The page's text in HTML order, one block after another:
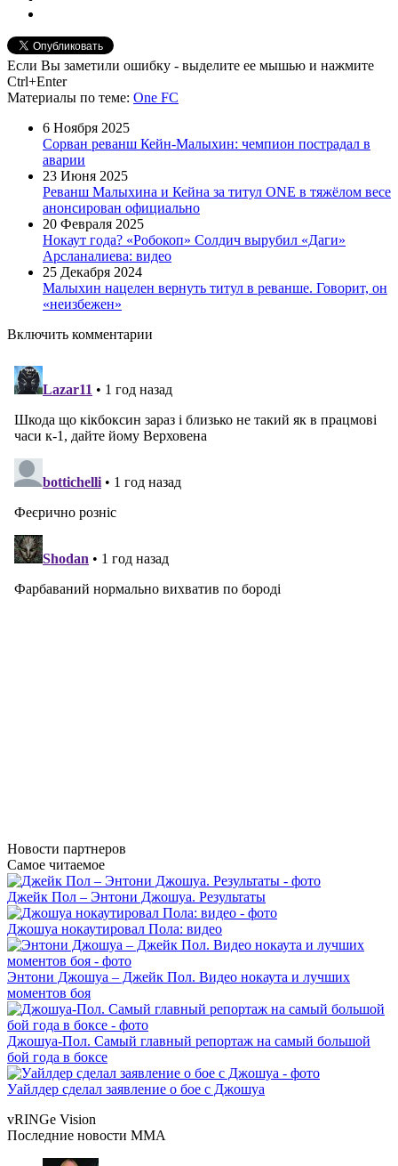
Если Вы заметили ошибку - выделите ее мышью и нажмите
Ctrl+Enter
Материалы по теме: One FC
6 Ноября 2025
Сорван реванш Кейн-Малыхин: чемпион пострадал в
аварии
23 Июня 2025
Реванш Малыхина и Кейна за титул ONE в тяжёлом весе
анонсирован официально
20 Февраля 2025
Нокаут года? «Робокоп» Солдич вырубил «Даги»
Арсланалиева: видео
25 Декабря 2024
Малыхин нацелен вернуть титул в реванше. Говорит, он
«неизбежен»
Включить комментарии
Новости партнеров
Самое читаемое
Джейк Пол – Энтони Джошуа. Результаты
Джошуа нокаутировал Пола: видео
Энтони Джошуа – Джейк Пол. Видео нокаута и лучших
моментов боя
Джошуа-Пол. Самый главный репортаж на самый большой
бой года в боксе
Уайлдер сделал заявление о бое с Джошуа
vRINGe Vision
Последние новости MMA